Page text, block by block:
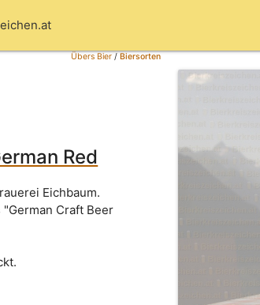
Übers Bier/Biersorten
Red
Eichbaum.
Craft Beer